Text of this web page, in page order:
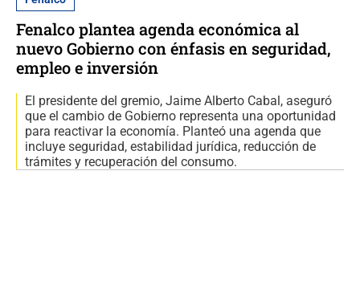
Fenalco plantea agenda económica al
nuevo Gobierno con énfasis en seguridad,
empleo e inversión
El presidente del gremio, Jaime Alberto Cabal, aseguró
que el cambio de Gobierno representa una oportunidad
para reactivar la economía. Planteó una agenda que
incluye seguridad, estabilidad jurídica, reducción de
trámites y recuperación del consumo.